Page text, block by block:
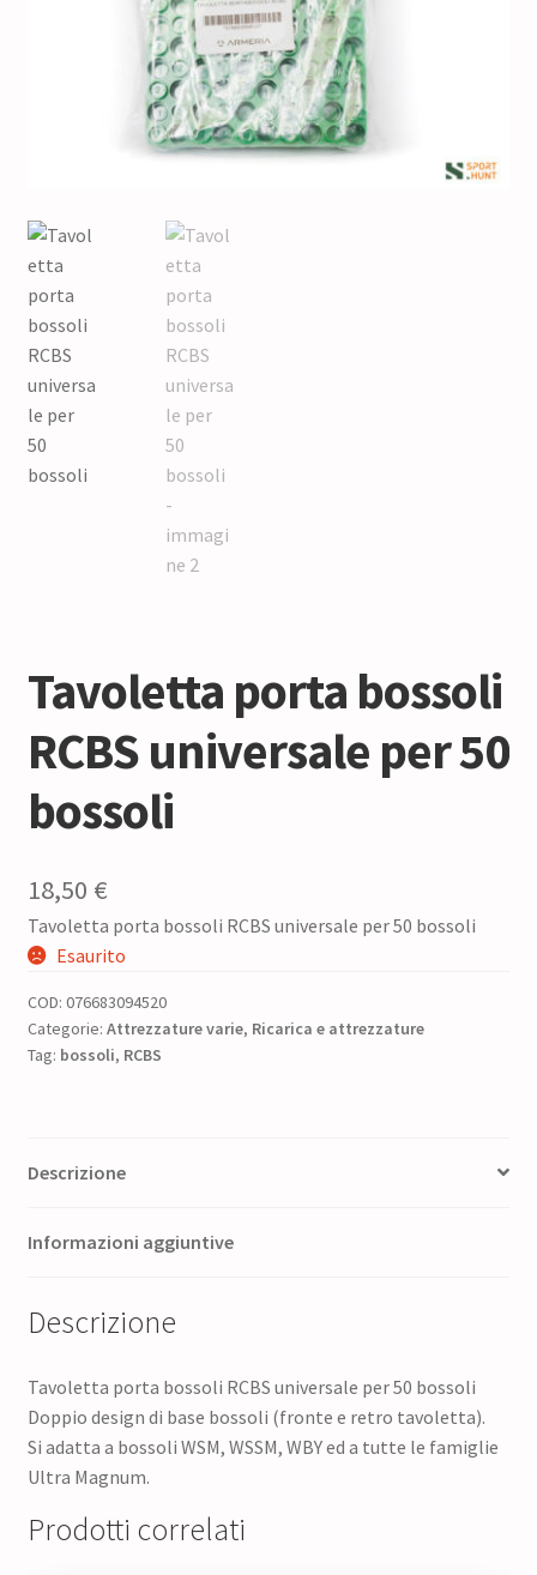
Tavoletta porta bossoli
RCBS universale per 50
bossoli
18,50 €
Tavoletta porta bossoli RCBS universale per 50 bossoli
Esaurito
COD: 076683094520
Categorie: Attrezzature varie, Ricarica e attrezzature
Tag: bossoli, RCBS
Descrizione
Informazioni aggiuntive
Descrizione
Tavoletta porta bossoli RCBS universale per 50 bossoli
Doppio design di base bossoli (fronte e retro tavoletta).
Si adatta a bossoli WSM, WSSM, WBY ed a tutte le famiglie
Ultra Magnum.
Prodotti correlati